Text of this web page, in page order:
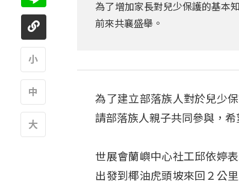
為了增加家長對兒少保護的基本
前來共襄盛舉。
為了建立部落族人對於兒少
請部落族人親子共同參與，
世展會蘭嶼中心社工邱依婷
出發到椰油虎頭坡來回２公